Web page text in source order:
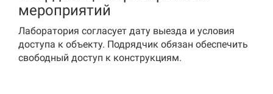
мероприятий
Лаборатория согласует дату выезда и условия
доступа к объекту. Подрядчик обязан обеспечить
свободный доступ к конструкциям.